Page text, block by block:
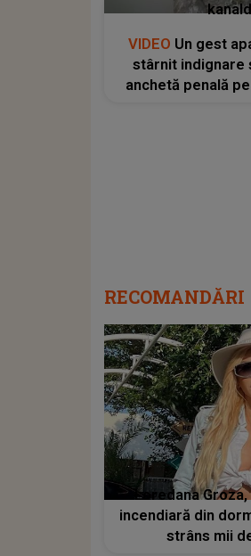
VIDEO Un gest
stârnit indignare
anchetă penală
RECOMANDĂRI
Loredana
incendiară din
strâns mii